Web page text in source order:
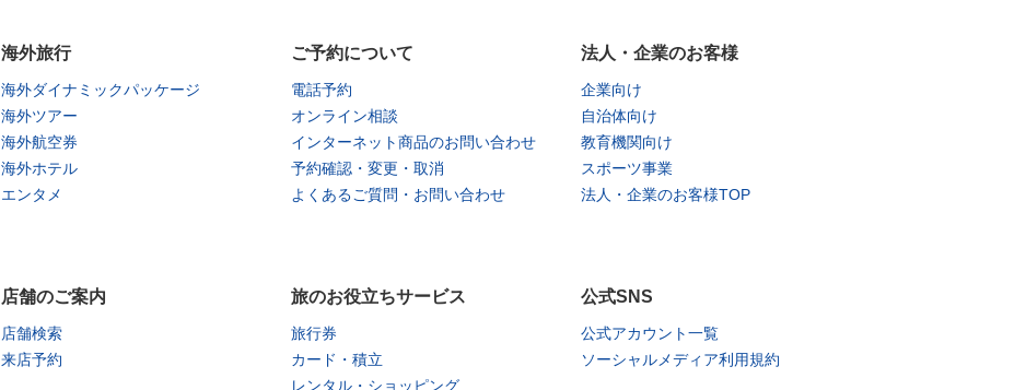
海外旅行
海外ダイナミックパッケージ
海外ツアー
海外航空券
海外ホテル
エンタメ
ご予約について
電話予約
オンライン相談
インターネット商品のお問い合わせ
予約確認・変更・取消
よくあるご質問・お問い合わせ
法人・企業のお客様
企業向け
自治体向け
教育機関向け
スポーツ事業
法人・企業のお客様TOP
店舗のご案内
店舗検索
来店予約
旅のお役立ちサービス
旅行券
カード・積立
レンタル・ショッピング
公式SNS
公式アカウント一覧
ソーシャルメディア利用規約